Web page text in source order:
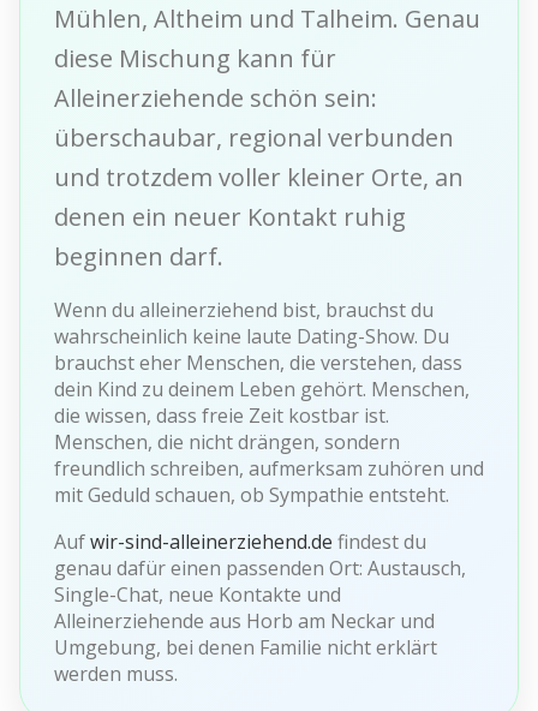
Mühlen, Altheim und Talheim. Genau
diese Mischung kann für
Alleinerziehende schön sein:
überschaubar, regional verbunden
und trotzdem voller kleiner Orte, an
denen ein neuer Kontakt ruhig
beginnen darf.
Wenn du alleinerziehend bist, brauchst du
wahrscheinlich keine laute Dating-Show. Du
brauchst eher Menschen, die verstehen, dass
dein Kind zu deinem Leben gehört. Menschen,
die wissen, dass freie Zeit kostbar ist.
Menschen, die nicht drängen, sondern
freundlich schreiben, aufmerksam zuhören und
mit Geduld schauen, ob Sympathie entsteht.
Aufwir-sind-alleinerziehend.de findest du
genau dafür einen passenden Ort: Austausch,
Single-Chat, neue Kontakte und
Alleinerziehende aus Horb am Neckar und
Umgebung, bei denen Familie nicht erklärt
werden muss.